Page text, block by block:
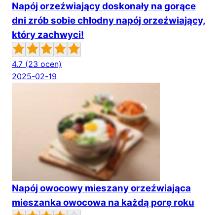
Napój orzeźwiający doskonały na gorące
dni zrób sobie chłodny napój orzeźwiający,
który zachwyci!
4.7 (23 ocen)
2025-02-19
Napój owocowy mieszany orzeźwiająca
mieszanka owocowa na każdą porę roku